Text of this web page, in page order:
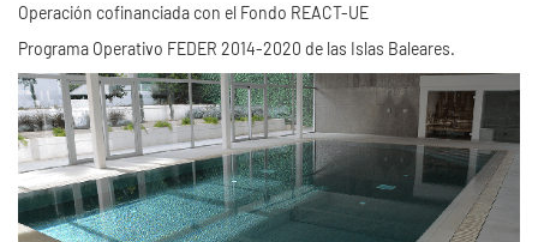
Operación cofinanciada con el Fondo REACT-UE
Programa Operativo FEDER 2014-2020 de las Islas Baleares.